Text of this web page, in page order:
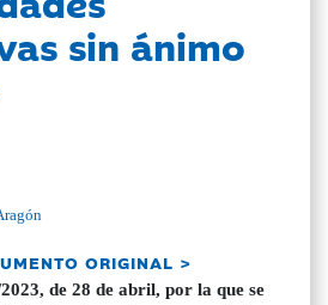
sin ánimo
ORIGINAL >
de 28 de abril, por la que se